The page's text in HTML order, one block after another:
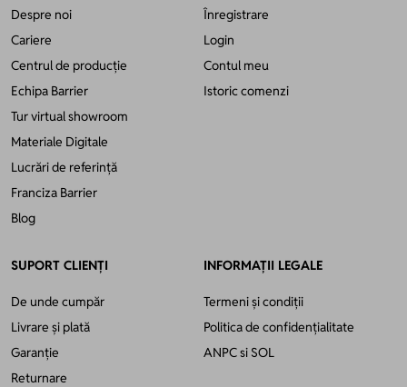
Despre noi
Cariere
Centrul de producție
Echipa Barrier
Tur virtual showroom
Materiale Digitale
Lucrări de referință
Franciza Barrier
Blog
Înregistrare
Login
Contul meu
Istoric comenzi
SUPORT CLIENȚI
De unde cumpăr
Livrare și plată
Garanție
Returnare
INFORMAȚII LEGALE
Termeni și condiții
Politica de confidențialitate
ANPCsi SOL